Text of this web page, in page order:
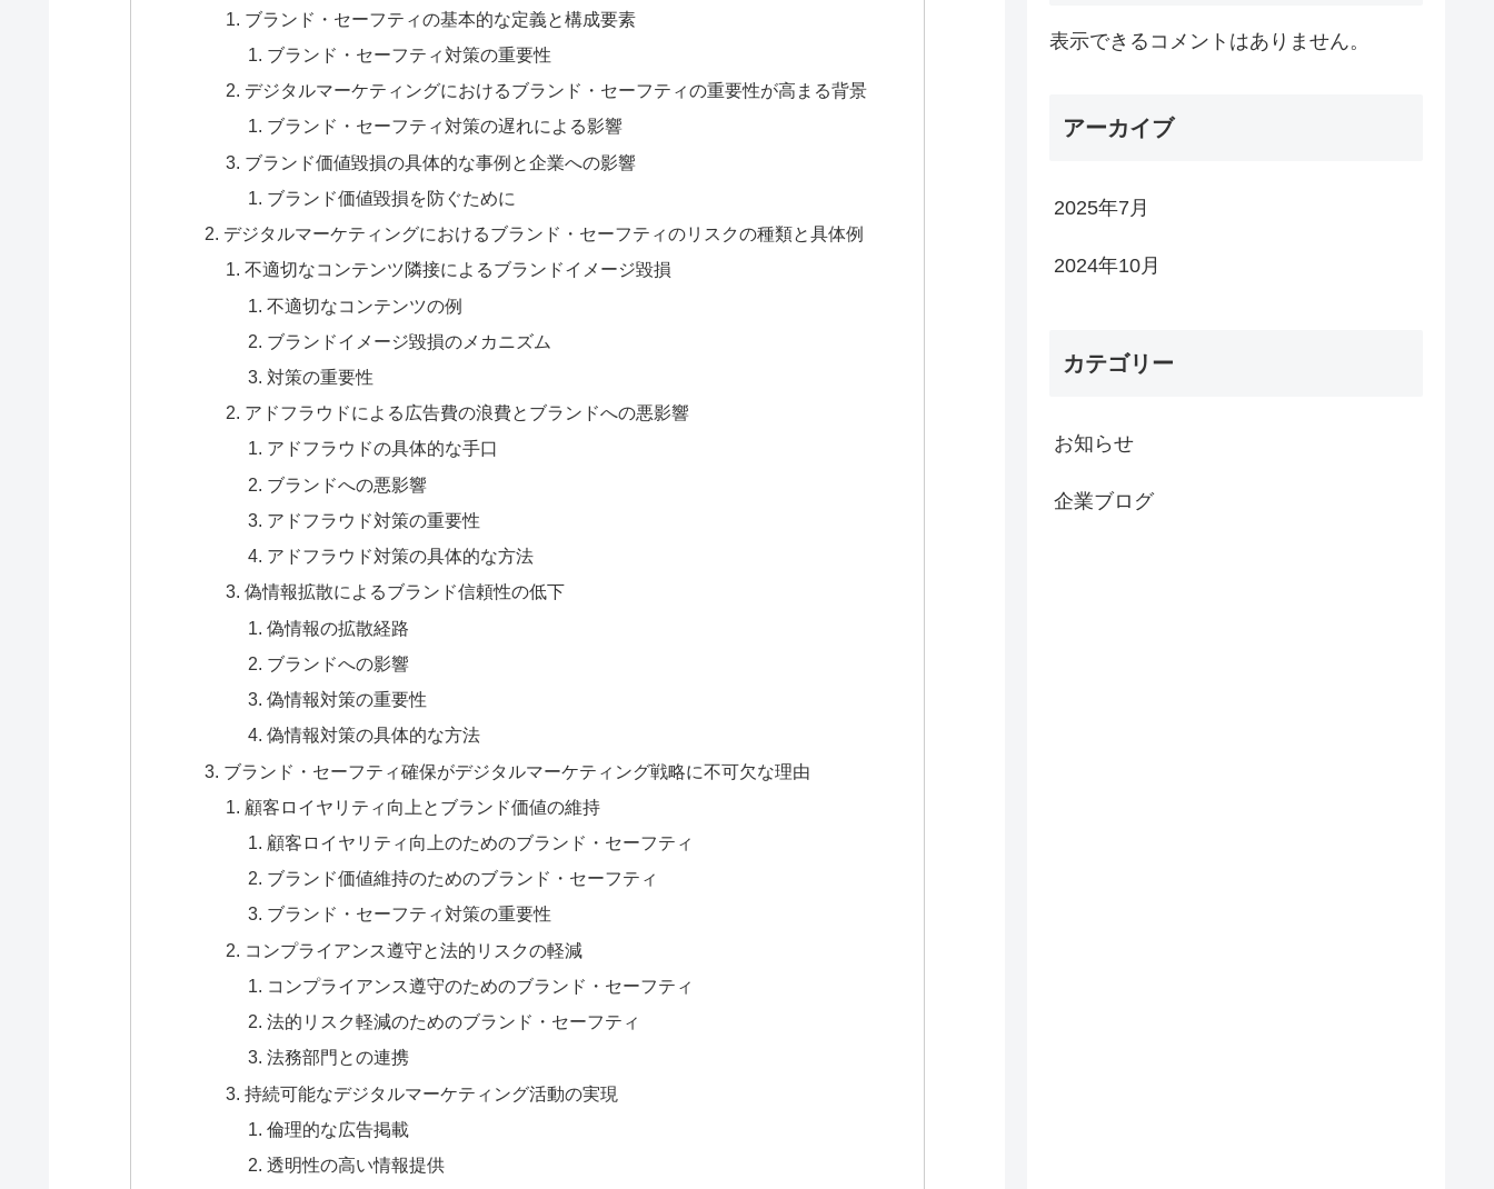
ブランド・セーフティの基本的な定義と構成要素
ブランド・セーフティ対策の重要性
デジタルマーケティングにおけるブランド・セーフティの重要性が高まる背景
ブランド・セーフティ対策の遅れによる影響
ブランド価値毀損の具体的な事例と企業への影響
ブランド価値毀損を防ぐために
デジタルマーケティングにおけるブランド・セーフティのリスクの種類と具体例
不適切なコンテンツ隣接によるブランドイメージ毀損
不適切なコンテンツの例
ブランドイメージ毀損のメカニズム
対策の重要性
アドフラウドによる広告費の浪費とブランドへの悪影響
アドフラウドの具体的な手口
ブランドへの悪影響
アドフラウド対策の重要性
アドフラウド対策の具体的な方法
偽情報拡散によるブランド信頼性の低下
偽情報の拡散経路
ブランドへの影響
偽情報対策の重要性
偽情報対策の具体的な方法
ブランド・セーフティ確保がデジタルマーケティング戦略に不可欠な理由
顧客ロイヤリティ向上とブランド価値の維持
顧客ロイヤリティ向上のためのブランド・セーフティ
ブランド価値維持のためのブランド・セーフティ
ブランド・セーフティ対策の重要性
コンプライアンス遵守と法的リスクの軽減
コンプライアンス遵守のためのブランド・セーフティ
法的リスク軽減のためのブランド・セーフティ
法務部門との連携
持続可能なデジタルマーケティング活動の実現
倫理的な広告掲載
透明性の高い情報提供
表示できるコメントはありません。
アーカイブ
2025年7月
2024年10月
カテゴリー
お知らせ
企業ブログ